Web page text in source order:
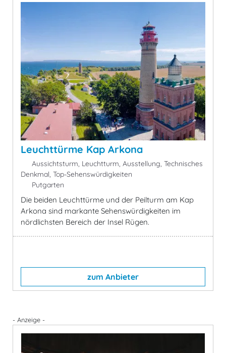
Leuchttürme Kap Arkona
Aussichtsturm, Leuchtturm, Ausstellung, Technisches
Denkmal, Top-Sehenswürdigkeiten
Putgarten
Die beiden Leuchttürme und der Peilturm am Kap
Arkona sind markante Sehenswürdigkeiten im
nördlichsten Bereich der Insel Rügen.
zum Anbieter
- Anzeige -